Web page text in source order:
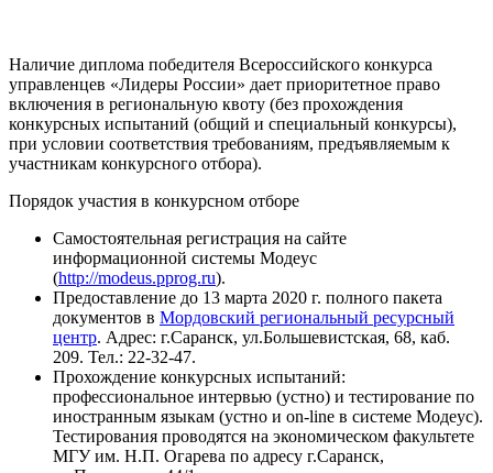
Наличие диплома победителя Всероссийского конкурса
управленцев «Лидеры России» дает приоритетное право
включения в региональную квоту (без прохождения
конкурсных испытаний (общий и специальный конкурсы),
при условии соответствия требованиям, предъявляемым к
участникам конкурсного отбора).
Порядок участия в конкурсном отборе
Самостоятельная регистрация на сайте
информационной системы Модеус
(http://modeus.pprog.ru).
Предоставление до 13 марта 2020 г. полного пакета
документов в Мордовский региональный ресурсный
центр. Адрес: г.Саранск, ул.Большевистская, 68, каб.
209. Тел.: 22-32-47.
Прохождение конкурсных испытаний:
профессиональное интервью (устно) и тестирование по
иностранным языкам (устно и on-line в системе Модеус).
Тестирования проводятся на экономическом факультете
МГУ им. Н.П. Огарева по адресу г.Саранск,